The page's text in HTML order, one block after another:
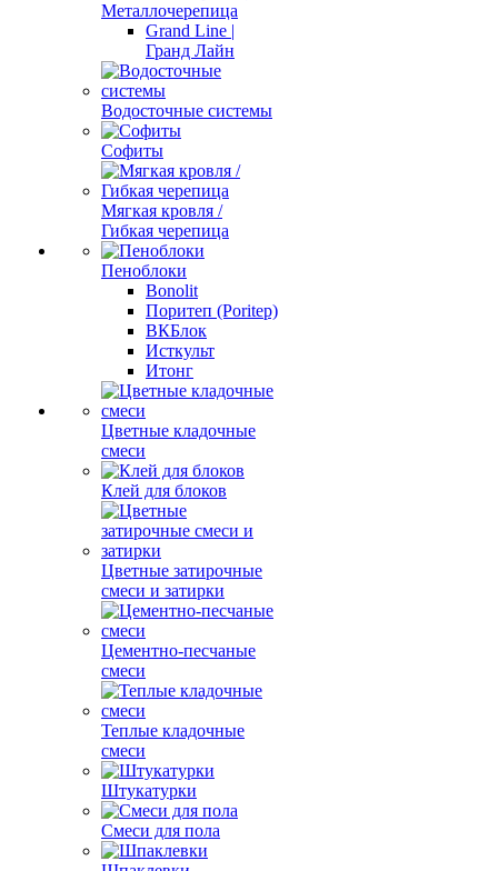
Металлочерепица
Grand Line |
Гранд Лайн
Водосточные системы
Софиты
Мягкая кровля /
Гибкая черепица
Пеноблоки
Bonolit
Поритеп (Poritep)
ВКБлок
Исткульт
Итонг
Цветные кладочные
смеси
Клей для блоков
Цветные затирочные
смеси и затирки
Цементно-песчаные
смеси
Теплые кладочные
смеси
Штукатурки
Смеси для пола